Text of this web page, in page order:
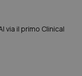
via il primo Clinical